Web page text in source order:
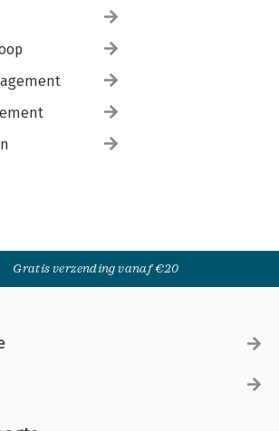
Gratis verzending vanaf €20